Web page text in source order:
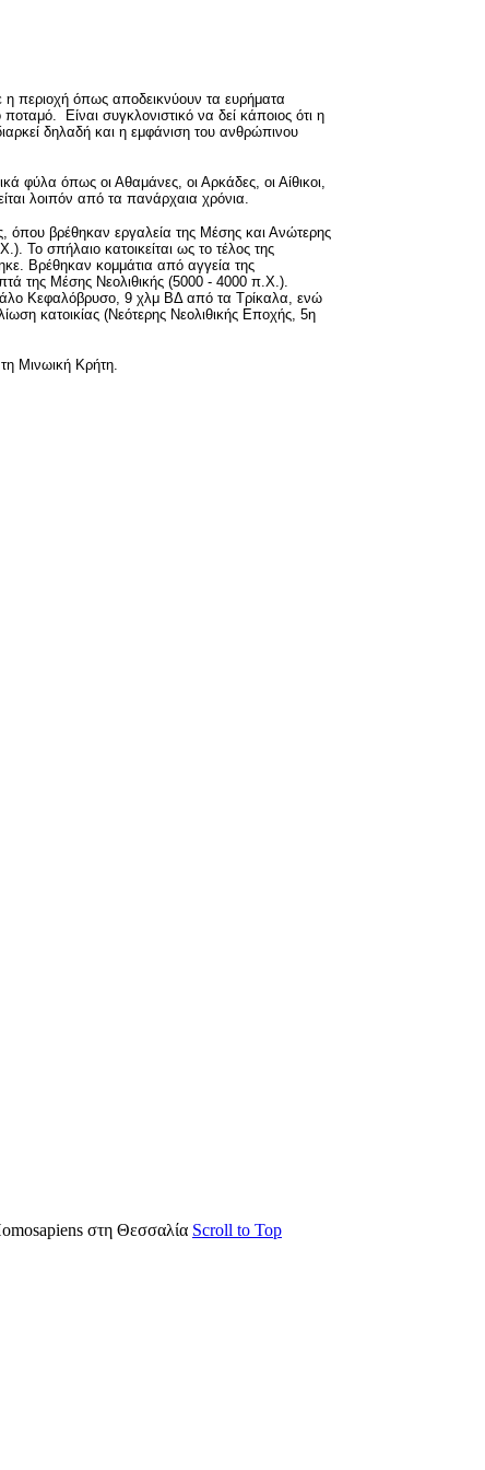
η περιοχή όπως αποδεικνύουν τα ευρήματα
Είναι συγκλονιστικό να δεί κάποιος ότι η
δηλαδή και η εμφάνιση του ανθρώπινου
φύλα όπως οι Αθαμάνες, οι Αρκάδες, οι Αίθικοι,
λοιπόν από τα πανάρχαια χρόνια.
όπου βρέθηκαν εργαλεία της Μέσης και Ανώτερης
Το σπήλαιο κατοικείται ως το τέλος της
Βρέθηκαν κομμάτια από αγγεία της
της Μέσης Νεολιθικής (5000 - 4000 π.Χ.).
Κεφαλόβρυσο, 9 χλμ ΒΔ από τα Τρίκαλα, ενώ
κατοικίας (Νεότερης Νεολιθικής Εποχής, 5η
Μινωική Κρήτη.
στη Θεσσαλία Scroll to Top